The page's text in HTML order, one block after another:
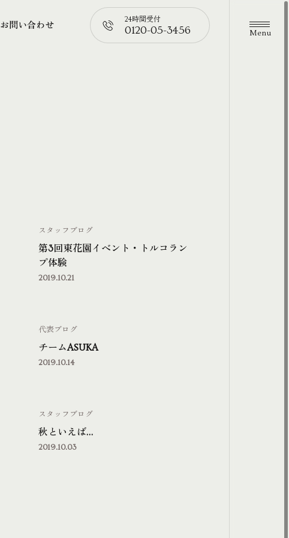
お問い合わせ
📞
24時間受付
0120-05-3456 メニ
第3回東花園イベント・トルコラン
プ体験
スタッフブログ
2019.10.21
チームASUKA
代表ブログ
2019.10.14
秋といえば…
スタッフブログ
2019.10.03